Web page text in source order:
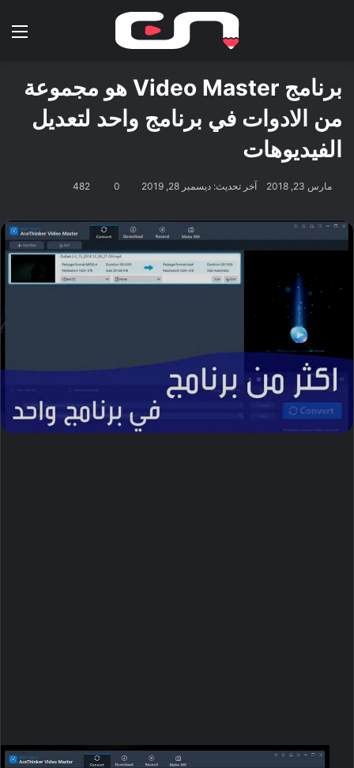
برنامج Video Master هو مجموعة
من الادوات في برنامج واحد لتعديل
الفيديوهات
مارس 23, 2018 آخر تحديث: ديسمبر 28, 2019 0
482